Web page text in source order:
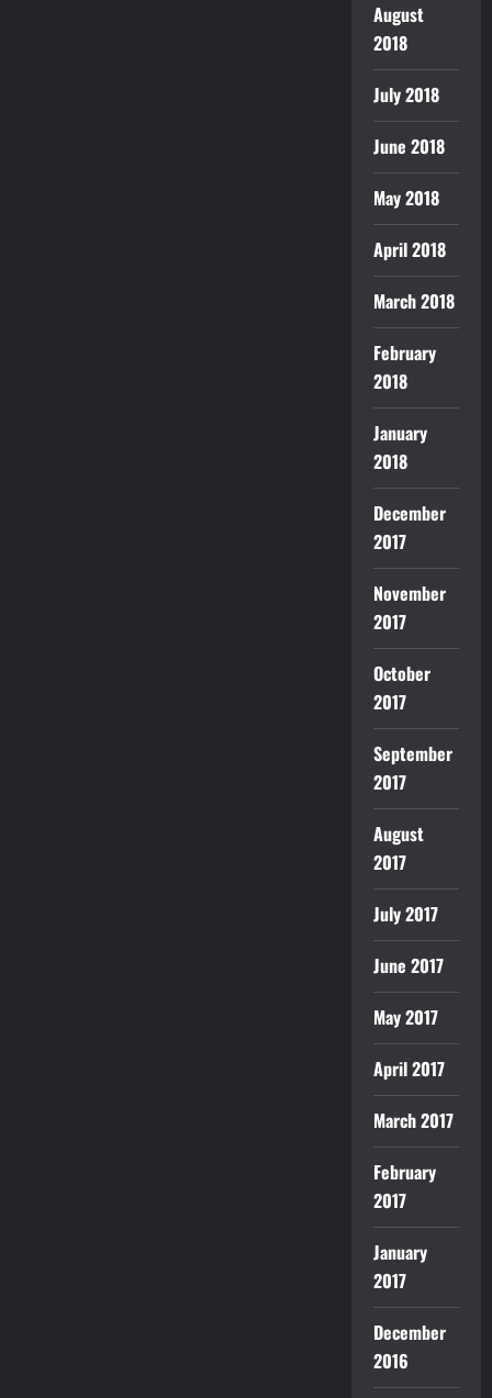
August
2018
July 2018
June 2018
May 2018
April 2018
March 2018
February
2018
January
2018
December
2017
November
2017
October
2017
September
2017
August
2017
July 2017
June 2017
May 2017
April 2017
March 2017
February
2017
January
2017
December
2016